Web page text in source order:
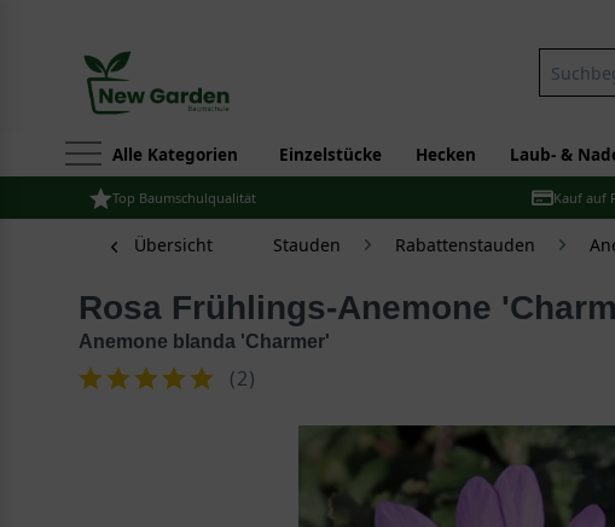
Alle Kategorien Einzelstücke Hecken Laub- &
Top Baumschulqualität Kauf auf
Übersicht Stauden Rabattenstauden
Rosa Frühlings-Anemone
Anemone blanda 'Charmer'
(2)